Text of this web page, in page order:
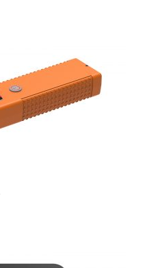
مستشعر المستوى